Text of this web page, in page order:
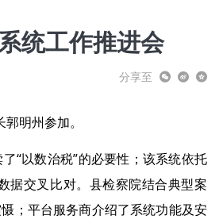
统工作推进会
分享至
明州参加。
“以数治税”的必要性；该系统依托
据交叉比对。县检察院结合典型案
；平台服务商介绍了系统功能及安